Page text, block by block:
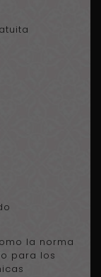
la norma
para los